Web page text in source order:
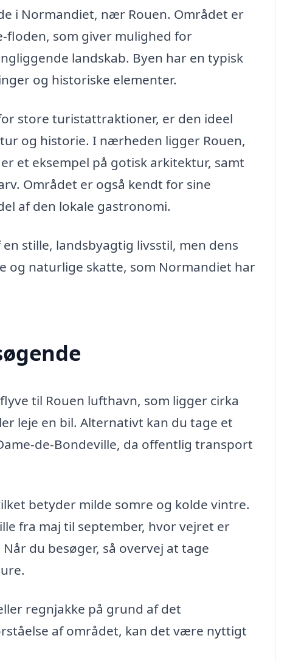
i Normandiet, nær Rouen. Området er
floden, som giver mulighed for
landskab. Byen har en typisk
og historiske elementer.
store turistattraktioner, er den ideel
og historie. I nærheden ligger Rouen,
et eksempel på gotisk arkitektur, samt
Området er også kendt for sine
af den lokale gastronomi.
stille, landsbyagtig livsstil, men dens
og naturlige skatte, som Normandiet har
til Rouen lufthavn, som ligger cirka
leje en bil. Alternativt kan du tage et
de-Bondeville, da offentlig transport
betyder milde somre og kolde vintre.
fra maj til september, hvor vejret er
du besøger, så overvej at tage
regnjakke på grund af det
af området, kan det være nyttigt